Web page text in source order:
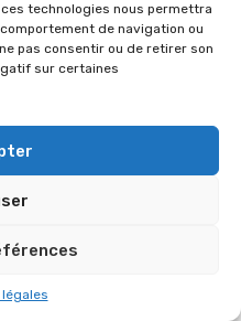
technologies nous permettra
de navigation ou
pas consentir ou de retirer son
sur certaines